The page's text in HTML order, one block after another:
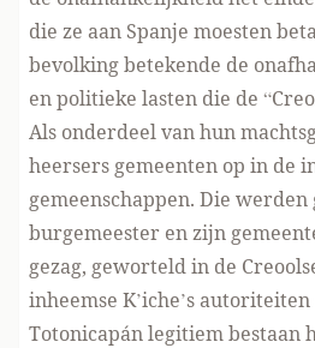
die ze aan Spanje moesten
bevolking betekende de
en politieke lasten die de
Als onderdeel van hun
heersers gemeenten op in de
gemeenschappen. Die
burgemeester en zijn
gezag, geworteld in de
inheemse K’iche’s
Totonicapán legitiem bestaan